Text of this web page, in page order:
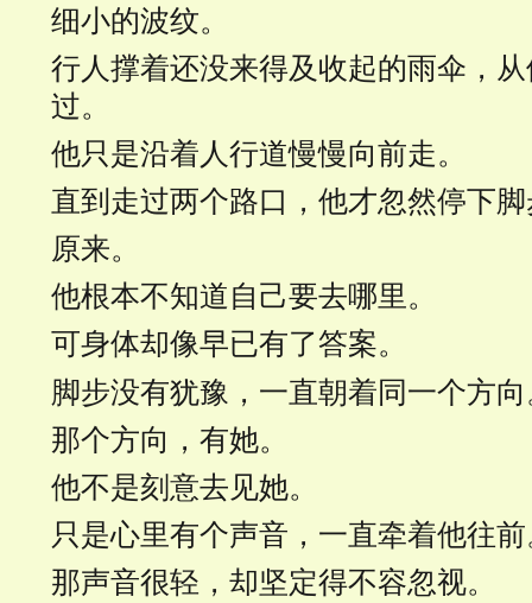
细小的波纹。
行人撑着还没来得及收起的雨伞，
过。
他只是沿着人行道慢慢向前走。
直到走过两个路口，他才忽然停下
原来。
他根本不知道自己要去哪里。
可身体却像早已有了答案。
脚步没有犹豫，一直朝着同一个方
那个方向，有她。
他不是刻意去见她。
只是心里有个声音，一直牵着他往
那声音很轻，却坚定得不容忽视。